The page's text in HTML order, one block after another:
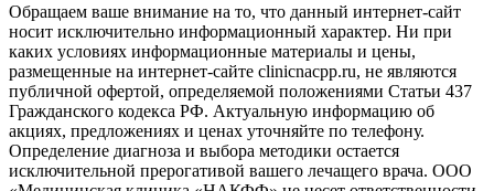
Обращаем ваше внимание на то, что данный интернет-сайт
носит исключительно информационный характер. Ни при
каких условиях информационные материалы и цены,
размещенные на интернет-сайте clinicnacpp.ru, не являются
публичной офертой, определяемой положениями Статьи 437
Гражданского кодекса РФ. Актуальную информацию об
акциях, предложениях и ценах уточняйте по телефону.
Определение диагноза и выбора методики остается
исключительной прерогативой вашего лечащего врача. ООО